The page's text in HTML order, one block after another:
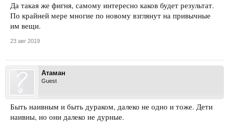
Да такая же фигня, самому интересно каков будет результат.
По крайней мере многие по новому взглянут на привычные
им вещи.
23 авг 2019
Атаман
Guest
Быть наивным и быть дураком, далеко не одно и тоже. Дети
наивны, но они далеко не дурные.